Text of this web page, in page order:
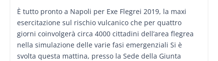
È tutto pronto a Napoli per Exe Flegrei 2019, la maxi
esercitazione sul rischio vulcanico che per quattro
giorni coinvolgerà circa 4000 cittadini dell’area flegrea
nella simulazione delle varie fasi emergenziali Si è
svolta questa mattina, presso la Sede della Giunta